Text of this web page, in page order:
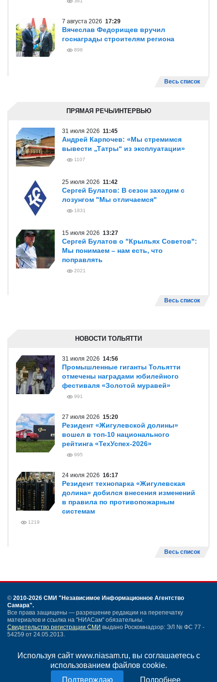
Используя сайт www.niasam.ru, вы соглашаетесь с
использованием файлов cookie.
Подробнее
7 августа 2026 17:29
Вячеслав Федорищев вручил
госнаграды строителям региона
898
Весь список
ПРЯМАЯ РЕЧЬ/ИНТЕРВЬЮ
31 июля 2026 11:45
Андрей Карпочев: «Мы стремимся
вывести „Татры“ из эксплуатации»
1107
25 июля 2026 11:42
Сергей Булатов: В сезон заходим с
лозунгом "Мы отличаемся"
1831
15 июля 2026 13:27
Сергей Булатов о "Крыльях Советов":
Мы понимаем – нам есть, что
поправлять
2021
Весь список
НОВОСТИ ТОЛЬЯТТИ
31 июля 2026 14:56
Промышленные гиганты Тольятти
отмечены наградами юбилейного
фестиваля «Золотой муравей»
991
27 июля 2026 15:20
Резидент «Жигулевской долины»
вошел в топ-10 национального
рейтинга «ТехУспех-2026»
995
24 июля 2026 16:17
Резидент технопарка «Жигулевская
долина» добился внесения изменений
в правила по противопожарным
системам
1219
Весь список
© 2010-2026 СМИ "Независимое Информационное Агентство
Самара".
Все права защищены — разрешение редакции на перепечатку
материалов и ссылка на "НИАСам" обязательны.
Свидетельство регистрации СМИ выдано Роскомнадзор: ЭЛ № ФС 77 -
54259 от 24.05.2013.
Написать письмо